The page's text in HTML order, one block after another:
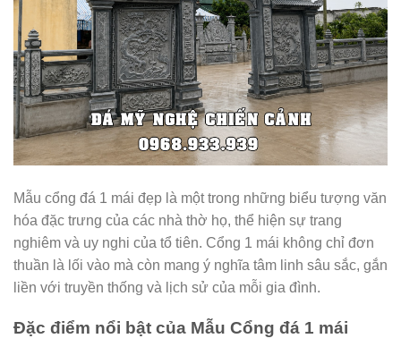
Mẫu cổng đá 1 mái đẹp là một trong những biểu tượng văn
hóa đặc trưng của các nhà thờ họ, thể hiện sự trang
nghiêm và uy nghi của tổ tiên. Cổng 1 mái không chỉ đơn
thuần là lối vào mà còn mang ý nghĩa tâm linh sâu sắc, gắn
liền với truyền thống và lịch sử của mỗi gia đình.
Đặc điểm nổi bật của Mẫu Cổng đá 1 mái